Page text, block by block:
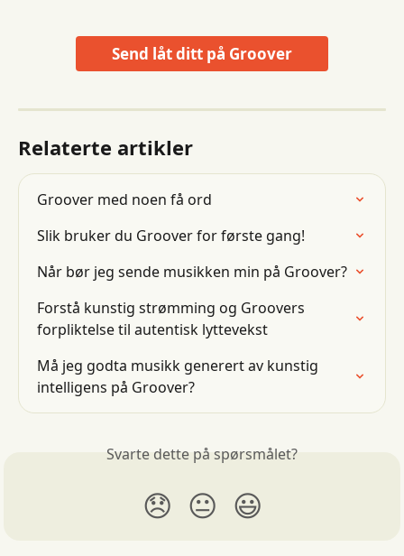
Send låt ditt på Groover
Relaterte artikler
Groover med noen få ord
Slik bruker du Groover for første gang!
Når bør jeg sende musikken min på Groover?
Forstå kunstig strømming og Groovers
forpliktelse til autentisk lyttevekst
Må jeg godta musikk generert av kunstig
intelligens på Groover?
Svarte dette på spørsmålet?
😞 😐 😃